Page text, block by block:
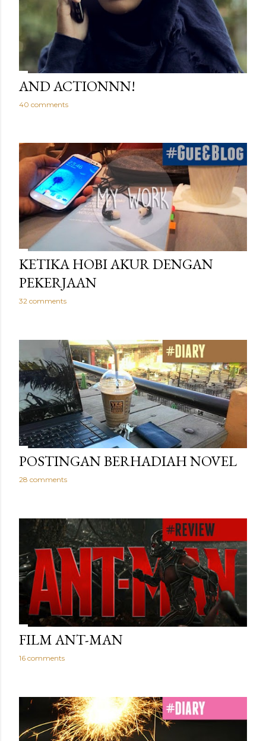
AND ACTIONNN!
40 comments
KETIKA HOBI AKUR DENGAN
PEKERJAAN
32 comments
POSTINGAN BERHADIAH NOVEL
28 comments
FILM ANT-MAN
16 comments